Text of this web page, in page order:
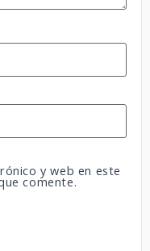
y web en este
comente.